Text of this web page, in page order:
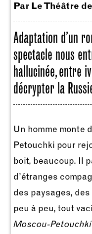
Par Le Théâtre
Adaptation d’un
spectacle nous
hallucinée, entre
décrypter la
Un homme monte
Petouchki pour
boit, beaucoup. Il
d’étranges
des paysages,
peu à peu, tout
Moscou-Petouchki